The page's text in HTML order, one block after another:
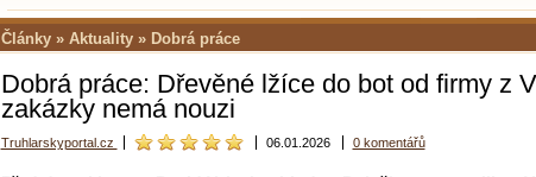
Články » Aktuality » Dobrá práce
Dobrá práce: Dřevěné lžíce do bot od firmy z
zakázky nemá nouzi
Truhlarskyportal.cz 06.01.2026 0 komentářů